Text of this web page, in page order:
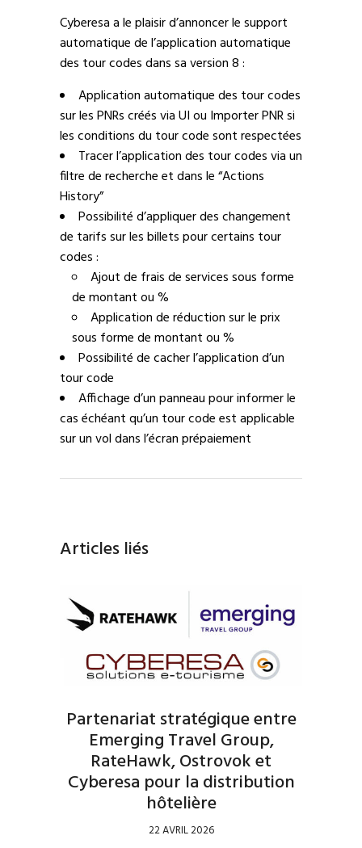
Cyberesa a le plaisir d’annoncer le support
automatique de l’application automatique
des tour codes dans sa version 8 :
Application automatique des tour codes
sur les PNRs créés via UI ou Importer PNR si
les conditions du tour code sont respectées
Tracer l’application des tour codes via un
filtre de recherche et dans le “Actions
History”
Possibilité d’appliquer des changement
de tarifs sur les billets pour certains tour
codes :
Ajout de frais de services sous forme
de montant ou %
Application de réduction sur le prix
sous forme de montant ou %
Possibilité de cacher l’application d’un
tour code
Affichage d’un panneau pour informer le
cas échéant qu’un tour code est applicable
sur un vol dans l’écran prépaiement
Articles liés
Partenariat stratégique entre
Emerging Travel Group,
RateHawk, Ostrovok et
Cyberesa pour la distribution
hôtelière
22 AVRIL 2026